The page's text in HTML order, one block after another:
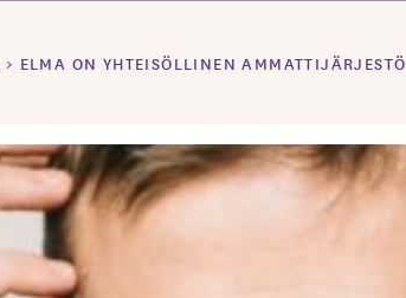
> ELMA ON YHTEISÖLLINEN AMMATTIJÄRJESTÖ